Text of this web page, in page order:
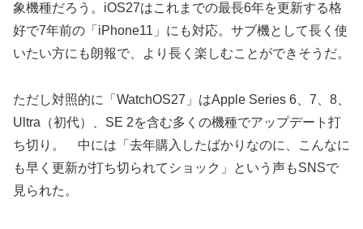
象機種だろう。iOS27はこれまでの最長6年を更新する格
好で7年前の「iPhone11」にも対応。サブ機として長く使
いたい方にも朗報で、より長く楽しむことができそうだ。
ただし対照的に「WatchOS27」はApple Series 6、7、8、
Ultra（初代）、SE 2を含む多くの機種でアップデート打
ち切り。 中には「去年購入したばかりなのに、こんなに
も早く更新が打ち切られてショック」という声もSNSで
見られた。